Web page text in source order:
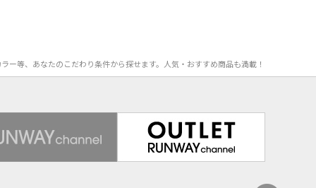
等、あなたのこだわり条件から探せます。人気・おすすめ商品も満載！